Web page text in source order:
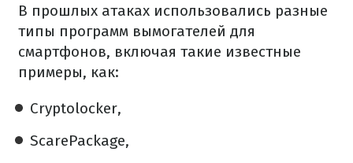
В прошлых атаках использовались разные
типы программ вымогателей для
смартфонов, включая такие известные
примеры, как:
Cryptolocker,
ScarePackage,